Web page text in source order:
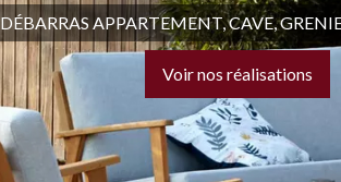
DÉBARRAS APPARTEMENT, CAVE,
Voir nos réalisations